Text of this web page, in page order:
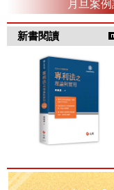
月旦案
新書閱讀